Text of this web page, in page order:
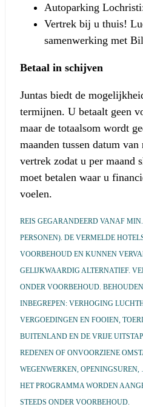
Autoparking
Vertrek bij u thuis!
samenwerking met
Betaal in schijven
Juntas biedt de
termijnen. U betaalt geen
maar de totaalsom wordt
maanden tussen datum
vertrek zodat u per maand
moet betalen waar u
voelen.
REIS GEGARANDEERD VANAF
PERSONEN). DE VERMELDE
VOORBEHOUD EN KUNNEN
GELIJKWAARDIG ALTERNATIEF.
ONDER VOORBEHOUD.
INBEGREPEN: VERHOGING
VERGOEDINGEN EN FOOIEN,
BUITENLAND EN DE VRIJE
REDENEN OF ONVOORZIENE
WEGENWERKEN,
HET PROGRAMMA WORDEN
STEEDS ONDER VOORBEHOUD.